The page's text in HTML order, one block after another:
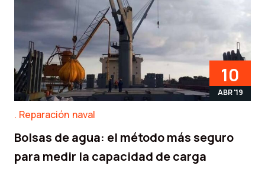
10
ABR '19
Reparación naval
Bolsas de agua: el método más seguro
para medir la capacidad de carga